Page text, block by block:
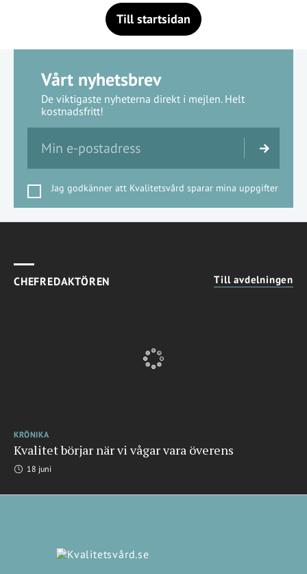
Till startsidan
Vårt nyhetsbrev
De viktigaste nyheterna direkt i mejlen. Helt
kostnadsfritt!
Jag godkänner att Kvalitetsvård sparar mina uppgifter
CHEFREDAKTÖREN Till avdelningen
KRÖNIKA
Kvalitet börjar när vi vågar vara överens
18 juni